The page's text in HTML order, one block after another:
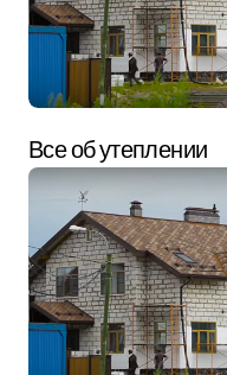
Все об утеплении